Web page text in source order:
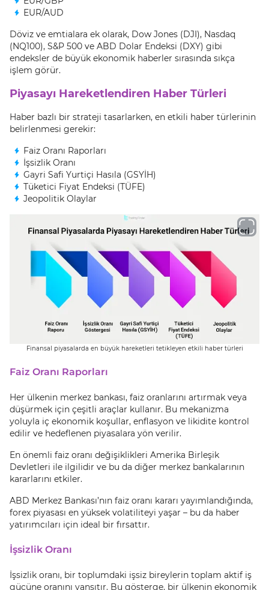
EUR/AUD
Döviz ve emtialara ek olarak, Dow Jones (DJI), Nasdaq
(NQ100), S&P 500 ve ABD Dolar Endeksi (DXY) gibi
endeksler de büyük ekonomik haberler sırasında sıkça
işlem görür.
Piyasayı Hareketlendiren Haber Türleri
Haber bazlı bir strateji tasarlarken, en etkili haber türlerinin
belirlenmesi gerekir:
Faiz Oranı Raporları
İşsizlik Oranı
Gayri Safi Yurtiçi Hasıla (GSYİH)
Tüketici Fiyat Endeksi (TÜFE)
Jeopolitik Olaylar
Finansal piyasalarda en büyük hareketleri tetikleyen etkili haber türleri
Faiz Oranı Raporları
Her ülkenin merkez bankası, faiz oranlarını artırmak veya
düşürmek için çeşitli araçlar kullanır. Bu mekanizma
yoluyla iç ekonomik koşullar, enflasyon ve likidite kontrol
edilir ve hedeflenen piyasalara yön verilir.
En önemli faiz oranı değişiklikleri Amerika Birleşik
Devletleri ile ilgilidir ve bu da diğer merkez bankalarının
kararlarını etkiler.
ABD Merkez Bankası’nın faiz oranı kararı yayımlandığında,
forex piyasası en yüksek volatiliteyi yaşar – bu da haber
yatırımcıları için ideal bir fırsattır.
İşsizlik Oranı
İşsizlik oranı, bir toplumdaki işsiz bireylerin toplam aktif iş
gücüne oranını yansıtır. Bu gösterge, bir ülkenin ekonomik